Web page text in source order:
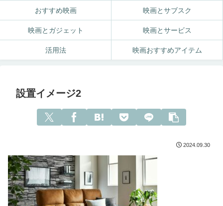
おすすめ映画 映画とサブスク
映画とガジェット 映画とサービス
活用法 映画おすすめアイテム
設置イメージ2
2024.09.30